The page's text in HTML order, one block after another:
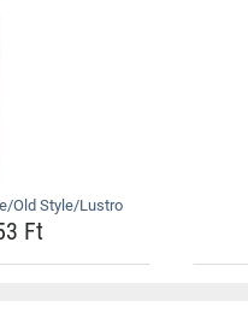
Old Style/Lustro
Ft